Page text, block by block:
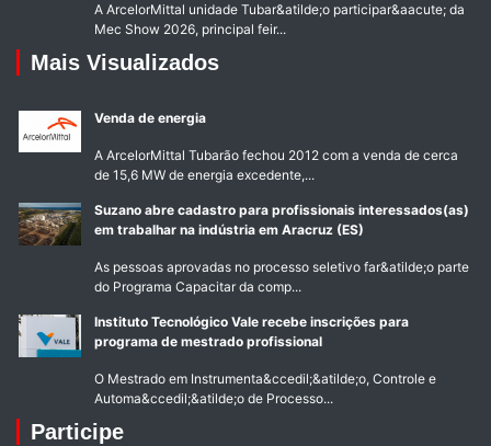
A ArcelorMittal unidade Tubar&atilde;o participar&aacute; da
Mec Show 2026, principal feir...
Mais Visualizados
Venda de energia
A ArcelorMittal Tubarão fechou 2012 com a venda de cerca
de 15,6 MW de energia excedente,...
Suzano abre cadastro para profissionais interessados(as)
em trabalhar na indústria em Aracruz (ES)
As pessoas aprovadas no processo seletivo far&atilde;o parte
do Programa Capacitar da comp...
Instituto Tecnológico Vale recebe inscrições para
programa de mestrado profissional
O Mestrado em Instrumenta&ccedil;&atilde;o, Controle e
Automa&ccedil;&atilde;o de Processo...
Participe